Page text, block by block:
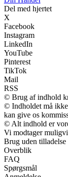
Del med hjertet
X
Facebook
Instagram
LinkedIn
YouTube
Pinterest
TikTok
Mail
RSS
© Brug af indhold
© Indholdet må
kan give os
© Alt indhold er
Vi modtager
Brug uden
Overblik
FAQ
Spørgsmål